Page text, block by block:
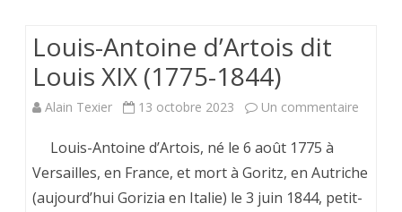
Louis-Antoine d’Artois dit
Louis XIX (1775-1844)
Alain Texier 13 octobre 2023 Un commentaire
Antoine
d’Artois
Louis-Antoine d’Artois, né le 6 août 1775 à
Versailles, en France, et mort à Goritz, en Autriche
(aujourd’hui Gorizia en Italie) le 3 juin 1844, petit-